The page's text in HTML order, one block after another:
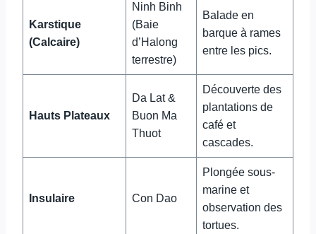
Karstique
(Calcaire)
Ninh Binh
(Baie
d’Halong
terrestre)
Balade en
barque à rames
entre les pics.
Hauts Plateaux
Da Lat &
Buon Ma
Thuot
Découverte des
plantations de
café et
cascades.
Insulaire Con Dao
Plongée sous-
marine et
observation des
tortues.